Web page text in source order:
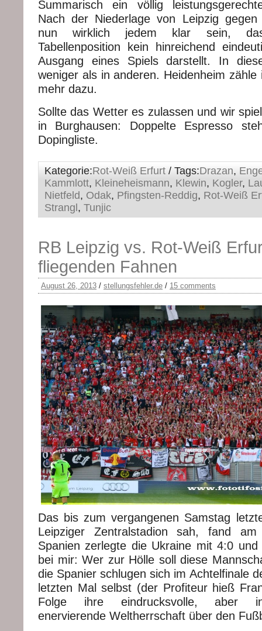
Summarisch ein völlig
Nach der Niederlage von Leipzig gegen
nun wirklich jedem klar sein,
Tabellenposition kein hinreichend
Ausgang eines Spiels darstellt. In
weniger als in anderen. Heidenheim
mehr dazu.
Sollte das Wetter es zulassen und wir
in Burghausen: Doppelte Espresso
Dopingliste.
Kategorie:Rot-Weiß Erfurt / Tags:Drazan,
Kammlott, Kleineheismann, Klewin, Kogler,
Nietfeld, Odak, Pfingsten-Reddig, Rot-Weiß
Strangl , Tunjic
RB Leipzig vs. Rot-Weiß
fliegenden Fahnen
August 26, 2013 / stellungsfehler.de / 15 comments
Das bis zum vergangenen Samstag
Leipziger Zentralstadion sah, fand
Spanien zerlegte die Ukraine mit 4:0
bei mir: Wer zur Hölle soll diese
die Spanier schlugen sich im Achtelfinale
letzten Mal selbst (der Profiteur hieß
Folge ihre eindrucksvolle, aber
enervierende Weltherrschaft über den